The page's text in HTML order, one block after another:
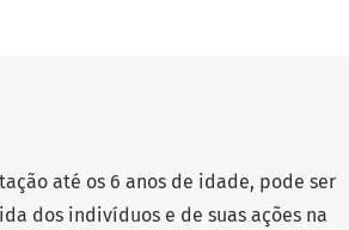
até os 6 anos de idade, pode ser
dos indivíduos e de suas ações na